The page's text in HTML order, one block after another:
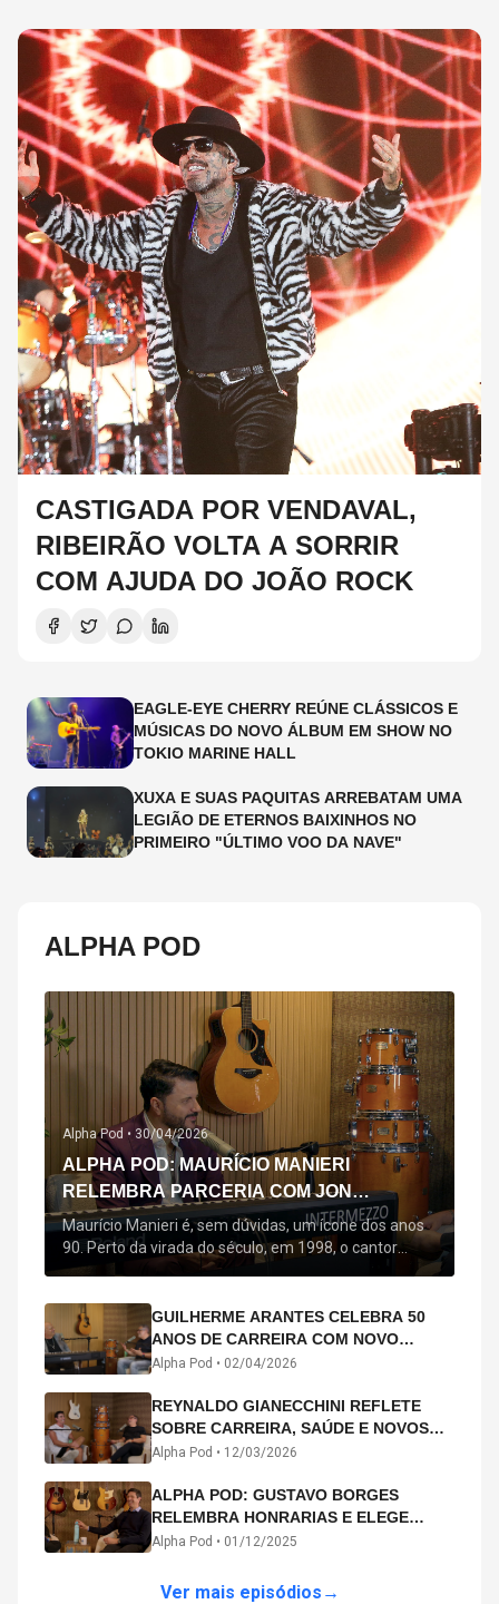
CASTIGADA POR VENDAVAL,
RIBEIRÃO VOLTA A SORRIR
COM AJUDA DO JOÃO ROCK
EAGLE-EYE CHERRY REÚNE CLÁSSICOS E
MÚSICAS DO NOVO ÁLBUM EM SHOW NO
TOKIO MARINE HALL
XUXA E SUAS PAQUITAS ARREBATAM UMA
LEGIÃO DE ETERNOS BAIXINHOS NO
PRIMEIRO "ÚLTIMO VOO DA NAVE"
ALPHA POD
Alpha Pod • 30/04/2026
ALPHA POD: MAURÍCIO MANIERI
RELEMBRA PARCERIA COM JON
SECADA, ORIGEM DE "BEM QUERER" E
MAIS
Maurício Manieri é, sem dúvidas, um ícone dos anos
90. Perto da virada do século, em 1998, o cantor
estreou oficialmente com o seu primeiro disco, "A
acompanham até hoje, quase trinta anos mais tarde:
"Bem Querer" e "Minha Menina". Em 2026, o astro
segue com o […]
GUILHERME ARANTES CELEBRA 50
ANOS DE CARREIRA COM NOVO
ÁLBUM INTERDIMENSIONAL E TURNÊ
Alpha Pod • 02/04/2026
REYNALDO GIANECCHINI REFLETE
SOBRE CARREIRA, SAÚDE E NOVOS
CAMINHOS ARTÍSTICOS NO ALPHA
Alpha Pod • 12/03/2026
ALPHA POD: GUSTAVO BORGES
RELEMBRA HONRARIAS E ELEGE
MICHAEL PHELPS O MAIOR ATLETA DA
Alpha Pod • 01/12/2025
Ver mais episódios →